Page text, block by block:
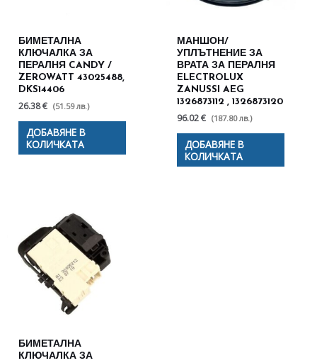
БИМЕТАЛНА
КЛЮЧАЛКА ЗА
ПЕРАЛНЯ CANDY /
ZEROWATT 43025488,
DKS14406
26.38 € (51.59 лв.)
ДОБАВЯНЕ В
КОЛИЧКАТА
МАНШОН/
УПЛЪТНЕНИЕ ЗА
ВРАТА ЗА ПЕРАЛНЯ
ELECTROLUX
ZANUSSI AEG
1326873112 , 1326873120
96.02 € (187.80 лв.)
ДОБАВЯНЕ В
КОЛИЧКАТА
БИМЕТАЛНА
КЛЮЧАЛКА ЗА